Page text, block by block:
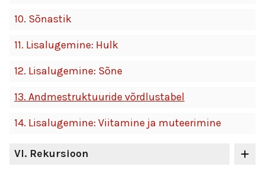
10. Sõnastik
11. Lisalugemine: Hulk
12. Lisalugemine: Sõne
13. Andmestruktuuride võrdlustabel
14. Lisalugemine: Viitamine ja muteerimine
VI. Rekursioon